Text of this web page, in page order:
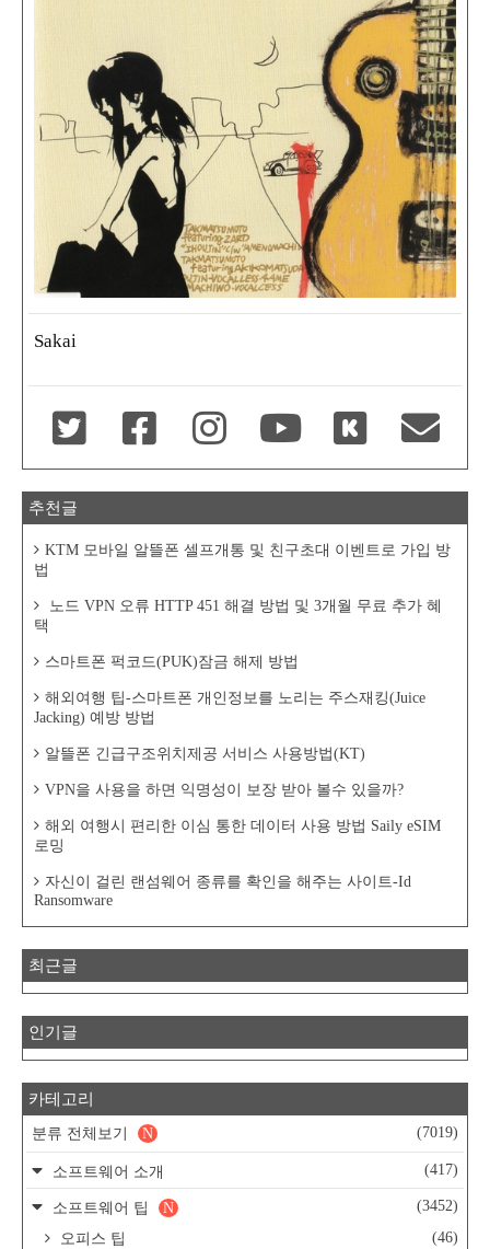
Sakai
추천글
KTM 모바일 알뜰폰 셀프개통 및 친구초대 이벤트로 가입 방
법
노드 VPN 오류 HTTP 451 해결 방법 및 3개월 무료 추가 혜
택
스마트폰 퍽코드(PUK)잠금 해제 방법
해외여행 팁-스마트폰 개인정보를 노리는 주스재킹(Juice
Jacking) 예방 방법
알뜰폰 긴급구조위치제공 서비스 사용방법(KT)
VPN을 사용을 하면 익명성이 보장 받아 볼수 있을까?
해외 여행시 편리한 이심 통한 데이터 사용 방법 Saily eSIM
로밍
자신이 걸린 랜섬웨어 종류를 확인을 해주는 사이트-Id
Ransomware
최근글
인기글
카테고리
분류 전체보기 (7019)
N
소프트웨어 소개 (417)
소프트웨어 팁 (3452)
N
오피스 팁
(46)